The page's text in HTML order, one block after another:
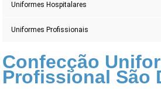
Uniformes Hospitalares
Uniformes Profissionais
Confecção
Profissional São